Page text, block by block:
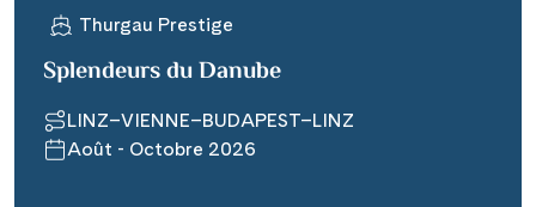
Thurgau Prestige
Splendeurs du Danube
LINZ–VIENNE–BUDAPEST–LINZ
Août - Octobre 2026